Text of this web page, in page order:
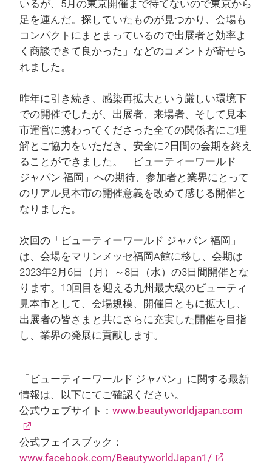
いるが、5月の東京開催まで待てないので東京から
足を運んだ。探していたものが見つかり、会場も
コンパクトにまとまっているので出展者と効率よ
く商談できて良かった」などのコメントが寄せら
れました。
昨年に引き続き、感染再拡大という厳しい環境下
での開催でしたが、出展者、来場者、そして見本
市運営に携わってくださった全ての関係者にご理
解とご協力をいただき、安全に2日間の会期を終え
ることができました。「ビューティーワールド
ジャパン 福岡」への期待、参加者と業界にとって
のリアル見本市の開催意義を改めて感じる開催と
なりました。
次回の「ビューティーワールド ジャパン 福岡」
は、会場をマリンメッセ福岡A館に移し、会期は
2023年2月6日（月）～8日（水）の3日間開催とな
ります。10回目を迎える九州最大級のビューティ
見本市として、会場規模、開催日ともに拡大し、
出展者の皆さまと共にさらに充実した開催を目指
し、業界の発展に貢献します。
「ビューティーワールド ジャパン」に関する最新
情報は、以下にてご確認ください。
公式ウェブサイト： www.beautyworldjapan.com
公式フェイスブック：
www.facebook.com/BeautyworldJapan1/